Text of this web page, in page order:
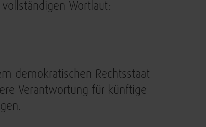
Wortlaut:
demokratischen Rechtsstaat
Verantwortung für künftige